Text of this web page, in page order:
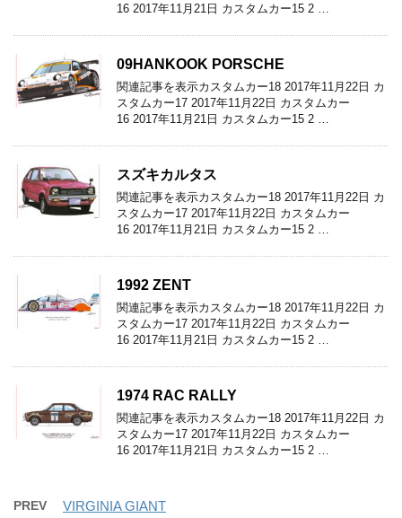
16 2017年11月21日 カスタムカー15 2 …
09HANKOOK PORSCHE
関連記事を表示カスタムカー18 2017年11月22日 カ
スタムカー17 2017年11月22日 カスタムカー
16 2017年11月21日 カスタムカー15 2 …
スズキカルタス
関連記事を表示カスタムカー18 2017年11月22日 カ
スタムカー17 2017年11月22日 カスタムカー
16 2017年11月21日 カスタムカー15 2 …
1992 ZENT
関連記事を表示カスタムカー18 2017年11月22日 カ
スタムカー17 2017年11月22日 カスタムカー
16 2017年11月21日 カスタムカー15 2 …
1974 RAC RALLY
関連記事を表示カスタムカー18 2017年11月22日 カ
スタムカー17 2017年11月22日 カスタムカー
16 2017年11月21日 カスタムカー15 2 …
PREV VIRGINIA GIANT